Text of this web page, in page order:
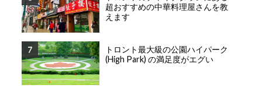
超おすすめの中華料理屋さんを教
えます
トロント最大級の公園ハイパーク
(High Park) の満足度がエグい